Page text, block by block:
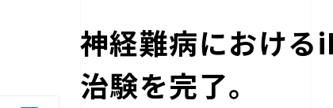
神経難病における
治験を完了。